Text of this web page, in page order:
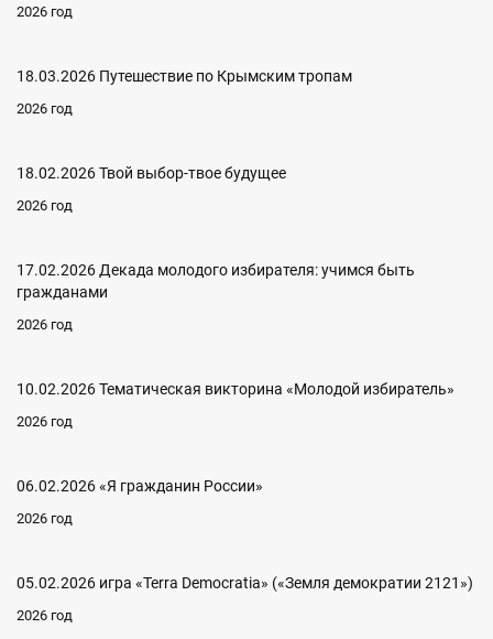
2026 год
18.03.2026 Путешествие по Крымским тропам
2026 год
18.02.2026 Твой выбор-твое будущее
2026 год
17.02.2026 Декада молодого избирателя: учимся быть
гражданами
2026 год
10.02.2026 Тематическая викторина «Молодой избиратель»
2026 год
06.02.2026 «Я гражданин России»
2026 год
05.02.2026 игра «Terra Democratia» («Земля демократии 2121»)
2026 год